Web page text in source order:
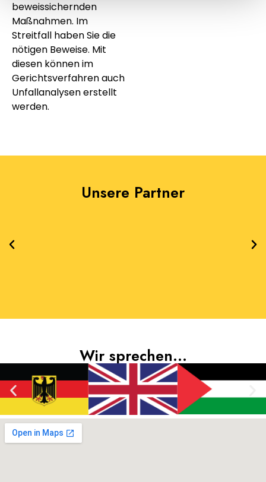
beweissichernden
Maßnahmen. Im
Streitfall haben Sie die
nötigen Beweise. Mit
diesen können im
Gerichtsverfahren auch
Unfallanalysen erstellt
werden.
Unsere Partner
Wir sprechen...